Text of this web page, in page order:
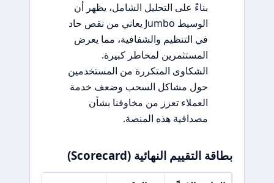
بناءً على التحليل الشامل، يظهر أن
الوسيط Jumbo يعاني من نقص حاد
في التنظيم والشفافية، مما يعرض
المستثمرين لمخاطر كبيرة.
الشكاوى المتكررة من المستخدمين
حول مشاكل السحب وضعف خدمة
العملاء تعزز من مخاوفنا بشأن
مصداقية هذه المنصة.
بطاقة التقييم النهائية (Scorecard)